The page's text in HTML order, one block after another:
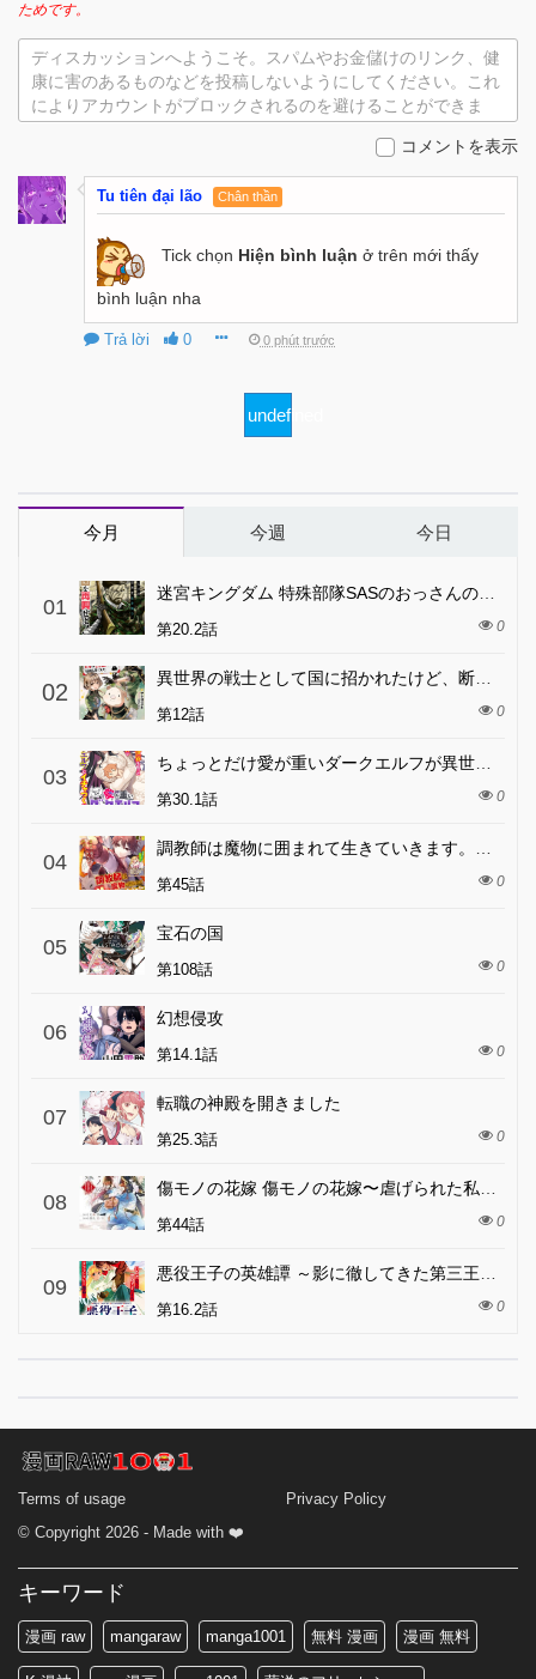
ためです。
ディスカッションへようこそ。スパムやお金儲けのリンク、健
康に害のあるものなどを投稿しないようにしてください。これ
によりアカウントがブロックされるのを避けることができま
コメントを表示
Tu tiên đại lão Chân thần
Tick chọn Hiện bình luận ở trên mới thấy
bình luận nha
Trả lời 0 0 phút trước
undefined
今月 今週 今日
01
第20.2話 0
02
第12話 0
03
第30.1話 0
04
第45話 0
05
宝石の国
第108話 0
06
幻想侵攻
第14.1話 0
07
転職の神殿を開きました
第25.3話 0
08
第44話 0
09
第16.2話 0
Terms of usage
Privacy Policy
© Copyright 2026 - Made with ❤️
キーワード
漫画 raw mangaraw manga1001 無料 漫画 漫画 無料